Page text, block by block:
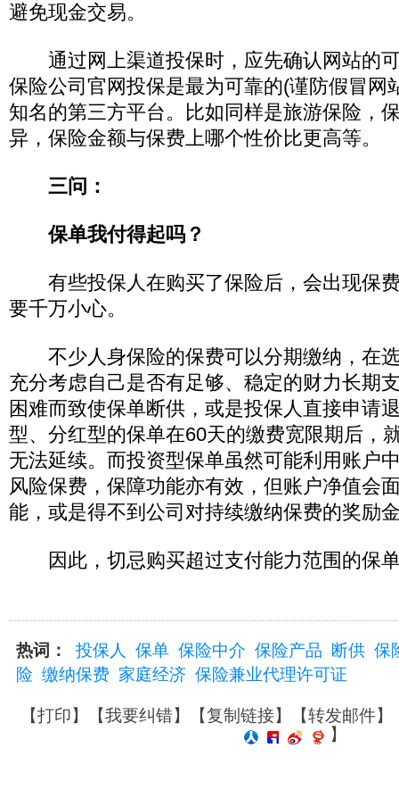
避免现金交易。
通过网上渠道投保时，应先确认网站的
保险公司官网投保是最为可靠的(谨防假冒网
知名的第三方平台。比如同样是旅游保险，
异，保险金额与保费上哪个性价比更高等。
三问：
保单我付得起吗？
有些投保人在购买了保险后，会出现保费
要千万小心。
不少人身保险的保费可以分期缴纳，在
充分考虑自己是否有足够、稳定的财力长期
困难而致使保单断供，或是投保人直接申请
型、分红型的保单在60天的缴费宽限期后，
无法延续。而投资型保单虽然可能利用账户
风险保费，保障功能亦有效，但账户净值会
能，或是得不到公司对持续缴纳保费的奖励
因此，切忌购买超过支付能力范围的保
热词： 投保人 保单 保险中介 保险产品 断供 保
险 缴纳保费 家庭经济 保险兼业代理许可证
【打印】【我要纠错】【复制链接】【转发邮件】
】